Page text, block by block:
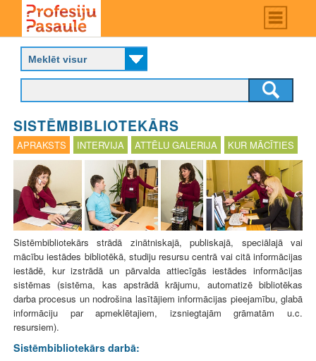
main
content
Main
menu
P
o
f
e
i
j
u
p
a
s
a
u
l
e
SISTĒMBIBLIOTEKĀRS
APRAKSTS INTERVIJA ATTĒLU GALERIJA KUR MĀCĪTIES
Sistēmbibliotekārs strādā zinātniskajā, publiskajā, speciālajā vai
mācību iestādes bibliotēkā, studiju resursu centrā vai citā informācijas
iestādē, kur izstrādā un pārvalda attiecīgās iestādes informācijas
sistēmas (sistēma, kas apstrādā krājumu, automatizē bibliotēkas
darba procesus un nodrošina lasītājiem informācijas pieejamību, glabā
informāciju par apmeklētajiem, izsniegtajām grāmatām u.c.
resursiem).
Sistēmbibliotekārs darbā: